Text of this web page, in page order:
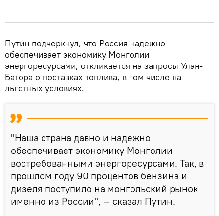
Путин подчеркнул, что Россия надежно
обеспечивает экономику Монголии
энергоресурсами, откликается на запросы Улан-
Батора о поставках топлива, в том числе на
льготных условиях.
"Наша страна давно и надежно
обеспечивает экономику Монголии
востребованными энергоресурсами. Так, в
прошлом году 90 процентов бензина и
дизеля поступило на монгольский рынок
именно из России", — сказал Путин.